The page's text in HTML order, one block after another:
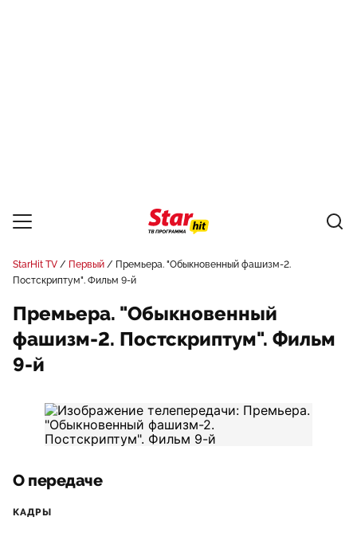
StarHit TV Первый
Премьера. "Обыкновенный фашизм-2.
Постскриптум". Фильм 9-й
Премьера. "Обыкновенный
фашизм-2. Постскриптум". Фильм
9-й
О передаче
КАДРЫ